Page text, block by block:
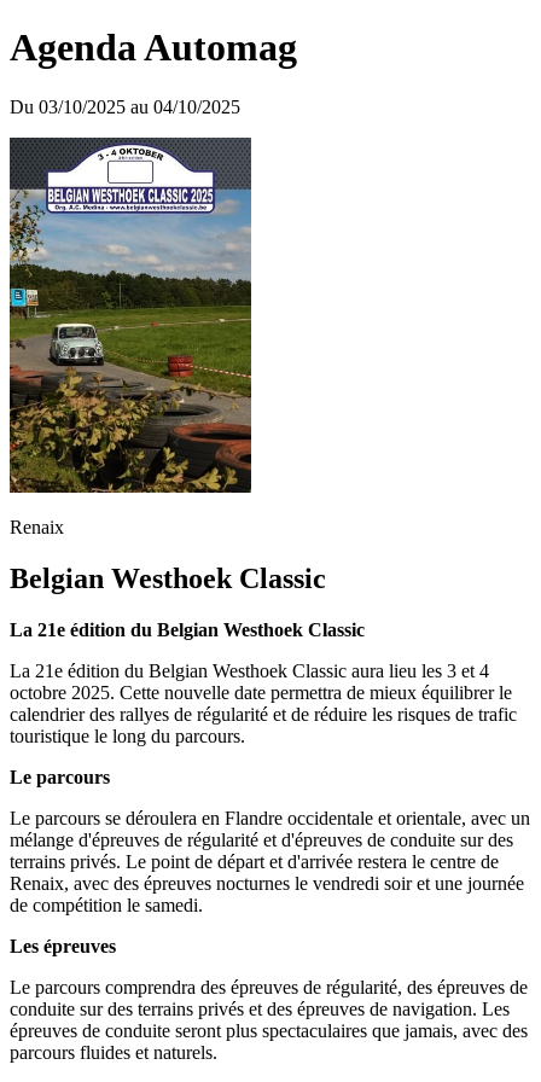
Agenda Automag
Du 03/10/2025 au 04/10/2025
Renaix
Belgian Westhoek Classic
La 21e édition du Belgian Westhoek Classic
La 21e édition du Belgian Westhoek Classic aura lieu les 3 et 4
octobre 2025. Cette nouvelle date permettra de mieux équilibrer le
calendrier des rallyes de régularité et de réduire les risques de trafic
touristique le long du parcours.
Le parcours
Le parcours se déroulera en Flandre occidentale et orientale, avec un
mélange d'épreuves de régularité et d'épreuves de conduite sur des
terrains privés. Le point de départ et d'arrivée restera le centre de
Renaix, avec des épreuves nocturnes le vendredi soir et une journée
de compétition le samedi.
Les épreuves
Le parcours comprendra des épreuves de régularité, des épreuves de
conduite sur des terrains privés et des épreuves de navigation. Les
épreuves de conduite seront plus spectaculaires que jamais, avec des
parcours fluides et naturels.